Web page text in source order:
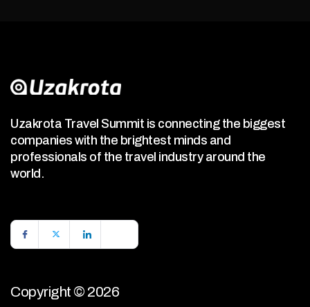
Uzakrota Travel Summit is connecting the biggest
companies with the brightest minds and
professionals of the travel industry around the
world.
Copyright © 2026